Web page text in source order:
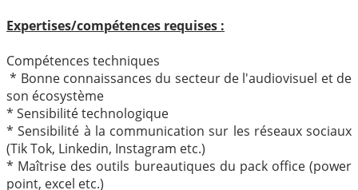
Expertises/compétences requises :
Compétences techniques
* Bonne connaissances du secteur de l'audiovisuel et de
son écosystème
* Sensibilité technologique
* Sensibilité à la communication sur les réseaux sociaux
(Tik Tok, Linkedin, Instagram etc.)
* Maîtrise des outils bureautiques du pack office (power
point, excel etc.)